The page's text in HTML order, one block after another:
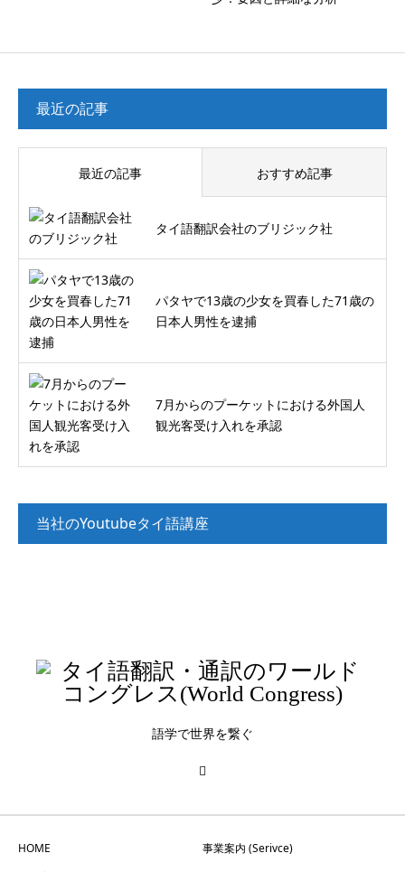
最近の記事
最近の記事 おすすめ記事
タイ語翻訳会社のブリジック社
パタヤで13歳の少女を買春した71歳の
日本人男性を逮捕
7月からのプーケットにおける外国人
観光客受け入れを承認
当社のYoutubeタイ語講座
語学で世界を繋ぐ
HOME
事業案内 (Serivce)